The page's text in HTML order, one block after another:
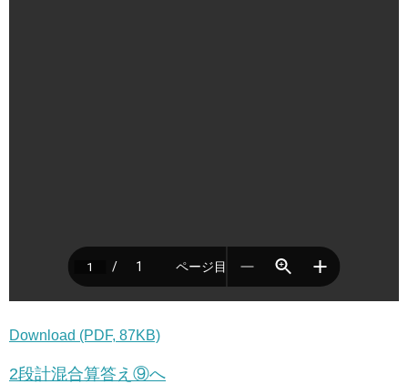
Download (PDF, 87KB)
2段計混合算答え⑨へ